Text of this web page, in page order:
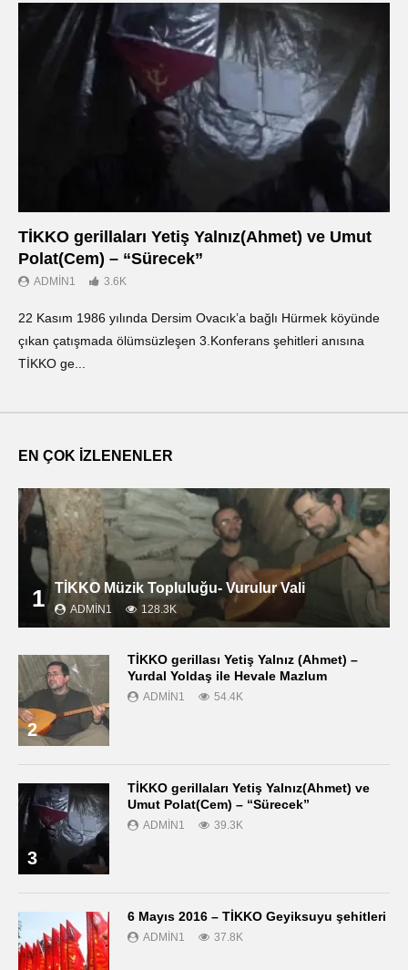
TİKKO gerillaları Yetiş Yalnız(Ahmet) ve Umut
Polat(Cem) – “Sürecek”
ADMIN1 3.6K
22 Kasım 1986 yılında Dersim Ovacık’a bağlı Hürmek köyünde
çıkan çatışmada ölümsüzleşen 3.Konferans şehitleri anısına
TİKKO ge...
EN ÇOK İZLENENLER
1 TİKKO Müzik Topluluğu- Vurulur Vali
ADMIN1 128.3K
2
TİKKO gerillası Yetiş Yalnız (Ahmet) –
Yurdal Yoldaş ile Hevale Mazlum
ADMIN1 54.4K
3
TİKKO gerillaları Yetiş Yalnız(Ahmet) ve
Umut Polat(Cem) – “Sürecek”
ADMIN1 39.3K
6 Mayıs 2016 – TİKKO Geyiksuyu şehitleri
ADMIN1 37.8K